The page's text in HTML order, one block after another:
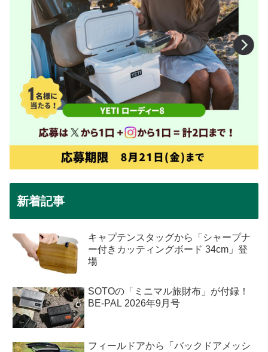
新着記事
キャプテンスタッグから「シャープナ
ー付きカッティングボード 34cm」登
場
SOTOの「ミニマル旅財布」が付録！
BE-PAL 2026年9月号
フィールドアから「バックドアメッシ